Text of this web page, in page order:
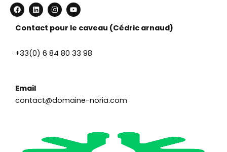
F
a
c
e
o
k
L
i
n
k
i
n
I
n
s
t
a
Y
o
u
t
e
Contact pour le caveau (Cédric arnaud)
+33(0) 6 84 80 33 98
Email
contact@domaine-noria.com